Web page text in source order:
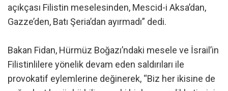
açıkçası Filistin meselesinden, Mescid-i Aksa’dan,
Gazze’den, Batı Şeria’dan ayırmadı” dedi.
Bakan Fidan, Hürmüz Boğazı’ndaki mesele ve İsrail’in
Filistinlilere yönelik devam eden saldırıları ile
provokatif eylemlerine değinerek, “Biz her ikisine de